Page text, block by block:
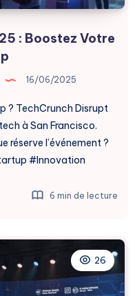
: Boostez Votre
16/06/2025
? TechCrunch Disrupt
à San Francisco.
réserve l’événement ?
#Innovation
6 min de lecture
26